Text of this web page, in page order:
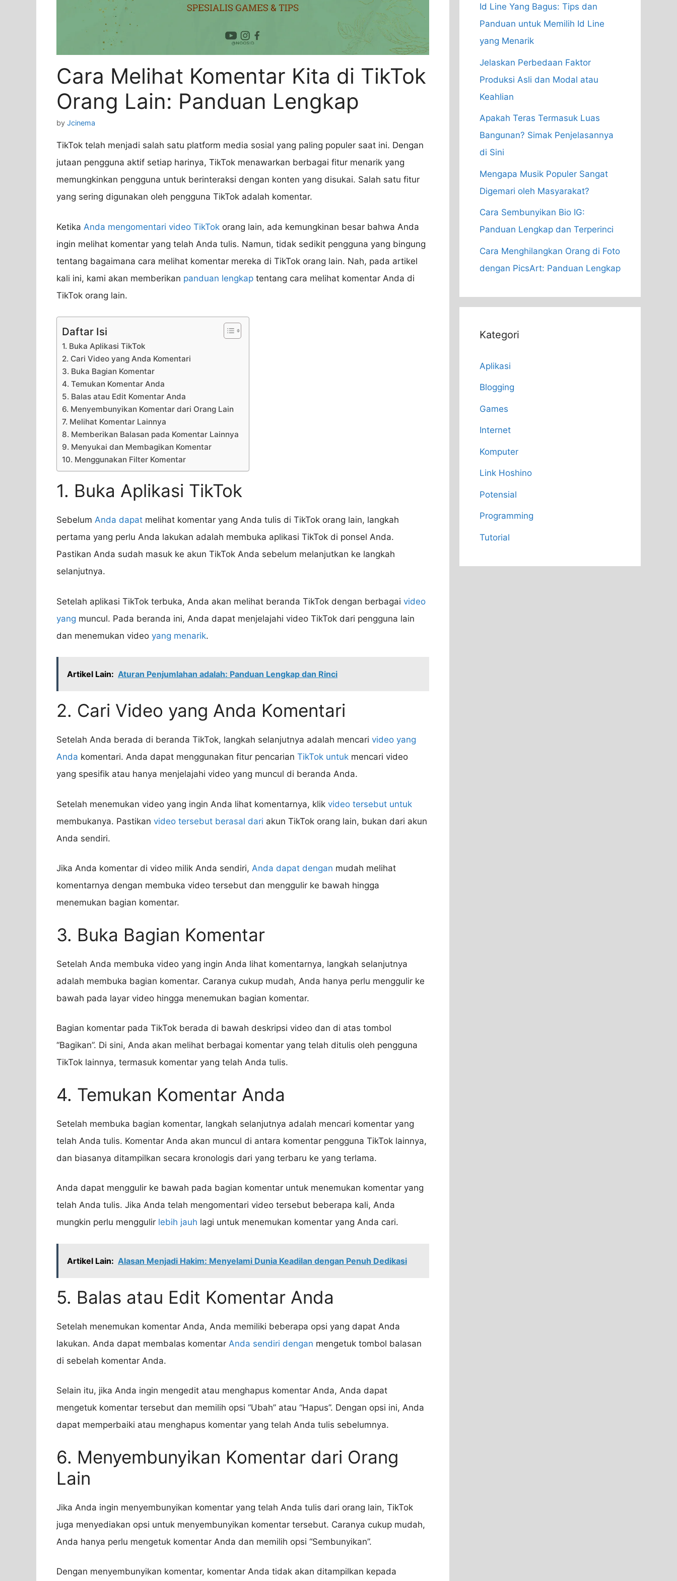
Cara Melihat Komentar Kita di TikTok
Orang Lain: Panduan Lengkap
by Jcinema
TikTok telah menjadi salah satu platform media sosial yang paling populer saat ini. Dengan
jutaan pengguna aktif setiap harinya, TikTok menawarkan berbagai fitur menarik yang
memungkinkan pengguna untuk berinteraksi dengan konten yang disukai. Salah satu fitur
yang sering digunakan oleh pengguna TikTok adalah komentar.
Ketika Anda mengomentari video TikTok orang lain, ada kemungkinan besar bahwa Anda
ingin melihat komentar yang telah Anda tulis. Namun, tidak sedikit pengguna yang bingung
tentang bagaimana cara melihat komentar mereka di TikTok orang lain. Nah, pada artikel
kali ini, kami akan memberikan panduan lengkap tentang cara melihat komentar Anda di
TikTok orang lain.
Daftar Isi
1. Buka Aplikasi TikTok
2. Cari Video yang Anda Komentari
3. Buka Bagian Komentar
4. Temukan Komentar Anda
5. Balas atau Edit Komentar Anda
6. Menyembunyikan Komentar dari Orang Lain
7. Melihat Komentar Lainnya
8. Memberikan Balasan pada Komentar Lainnya
9. Menyukai dan Membagikan Komentar
10. Menggunakan Filter Komentar
1. Buka Aplikasi TikTok
Sebelum Anda dapat melihat komentar yang Anda tulis di TikTok orang lain, langkah
pertama yang perlu Anda lakukan adalah membuka aplikasi TikTok di ponsel Anda.
Pastikan Anda sudah masuk ke akun TikTok Anda sebelum melanjutkan ke langkah
selanjutnya.
Setelah aplikasi TikTok terbuka, Anda akan melihat beranda TikTok dengan berbagai video
yang muncul. Pada beranda ini, Anda dapat menjelajahi video TikTok dari pengguna lain
dan menemukan video yang menarik.
Artikel Lain: Aturan Penjumlahan adalah: Panduan Lengkap dan Rinci
2. Cari Video yang Anda Komentari
Setelah Anda berada di beranda TikTok, langkah selanjutnya adalah mencari video yang
Anda komentari. Anda dapat menggunakan fitur pencarian TikTok untuk mencari video
yang spesifik atau hanya menjelajahi video yang muncul di beranda Anda.
Setelah menemukan video yang ingin Anda lihat komentarnya, klik video tersebut untuk
membukanya. Pastikan video tersebut berasal dari akun TikTok orang lain, bukan dari akun
Anda sendiri.
Jika Anda komentar di video milik Anda sendiri, Anda dapat dengan mudah melihat
komentarnya dengan membuka video tersebut dan menggulir ke bawah hingga
menemukan bagian komentar.
3. Buka Bagian Komentar
Setelah Anda membuka video yang ingin Anda lihat komentarnya, langkah selanjutnya
adalah membuka bagian komentar. Caranya cukup mudah, Anda hanya perlu menggulir ke
bawah pada layar video hingga menemukan bagian komentar.
Bagian komentar pada TikTok berada di bawah deskripsi video dan di atas tombol
“Bagikan”. Di sini, Anda akan melihat berbagai komentar yang telah ditulis oleh pengguna
TikTok lainnya, termasuk komentar yang telah Anda tulis.
4. Temukan Komentar Anda
Setelah membuka bagian komentar, langkah selanjutnya adalah mencari komentar yang
telah Anda tulis. Komentar Anda akan muncul di antara komentar pengguna TikTok lainnya,
dan biasanya ditampilkan secara kronologis dari yang terbaru ke yang terlama.
Anda dapat menggulir ke bawah pada bagian komentar untuk menemukan komentar yang
telah Anda tulis. Jika Anda telah mengomentari video tersebut beberapa kali, Anda
mungkin perlu menggulir lebih jauh lagi untuk menemukan komentar yang Anda cari.
Artikel Lain: Alasan Menjadi Hakim: Menyelami Dunia Keadilan dengan Penuh Dedikasi
5. Balas atau Edit Komentar Anda
Setelah menemukan komentar Anda, Anda memiliki beberapa opsi yang dapat Anda
lakukan. Anda dapat membalas komentar Anda sendiri dengan mengetuk tombol balasan
di sebelah komentar Anda.
Selain itu, jika Anda ingin mengedit atau menghapus komentar Anda, Anda dapat
mengetuk komentar tersebut dan memilih opsi “Ubah” atau “Hapus”. Dengan opsi ini, Anda
dapat memperbaiki atau menghapus komentar yang telah Anda tulis sebelumnya.
6. Menyembunyikan Komentar dari Orang
Lain
Jika Anda ingin menyembunyikan komentar yang telah Anda tulis dari orang lain, TikTok
juga menyediakan opsi untuk menyembunyikan komentar tersebut. Caranya cukup mudah,
Anda hanya perlu mengetuk komentar Anda dan memilih opsi “Sembunyikan”.
Dengan menyembunyikan komentar, komentar Anda tidak akan ditampilkan kepada
Id Line Yang Bagus: Tips dan
Panduan untuk Memilih Id Line
yang Menarik
Jelaskan Perbedaan Faktor
Produksi Asli dan Modal atau
Keahlian
Apakah Teras Termasuk Luas
Bangunan? Simak Penjelasannya
di Sini
Mengapa Musik Populer Sangat
Digemari oleh Masyarakat?
Cara Sembunyikan Bio IG:
Panduan Lengkap dan Terperinci
Cara Menghilangkan Orang di Foto
dengan PicsArt: Panduan Lengkap
Kategori
Aplikasi
Blogging
Games
Internet
Komputer
Link Hoshino
Potensial
Programming
Tutorial